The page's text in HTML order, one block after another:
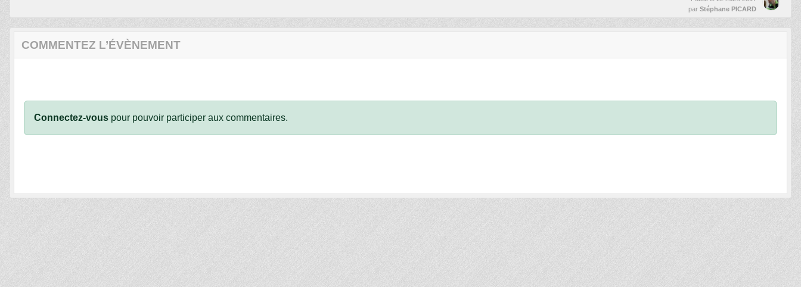
par Stéphane PICARD
COMMENTEZ L’ÉVÈNEMENT
Connectez-vous pour pouvoir participer aux commentaires.